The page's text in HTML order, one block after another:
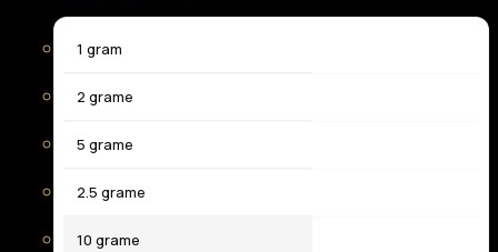
1 gram
2 grame
5 grame
2.5 grame
10 grame